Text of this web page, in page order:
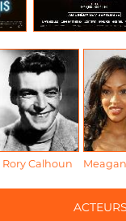
Rory Calhoun
ACTEURS